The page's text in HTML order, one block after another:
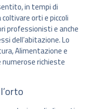
in tempi di
orti e piccoli
professionisti e anche
dell’abitazione. Lo
Alimentazione e
numerose richieste